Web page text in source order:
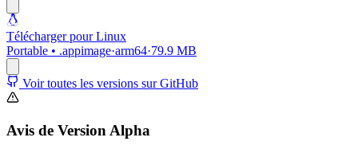
Télécharger pour Linux
Portable • .appimage·arm64·79.9 MB
Voir toutes les versions sur GitHub
Avis de Version Alpha